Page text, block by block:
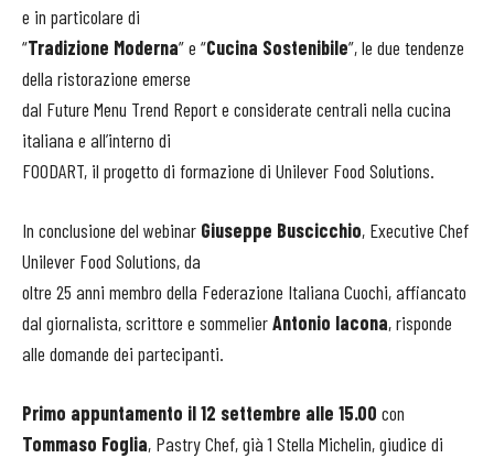
e in particolare di
“Tradizione Moderna” e “Cucina Sostenibile”, le due tendenze
della ristorazione emerse
dal Future Menu Trend Report e considerate centrali nella cucina
italiana e all’interno di
FOODART, il progetto di formazione di Unilever Food Solutions.
In conclusione del webinar Giuseppe Buscicchio, Executive Chef
Unilever Food Solutions, da
oltre 25 anni membro della Federazione Italiana Cuochi, affiancato
dal giornalista, scrittore e sommelierAntonio Iacona, risponde
alle domande dei partecipanti.
Primo appuntamento il 12 settembre alle 15.00 con
Tommaso Foglia, Pastry Chef, già 1 Stella Michelin, giudice di